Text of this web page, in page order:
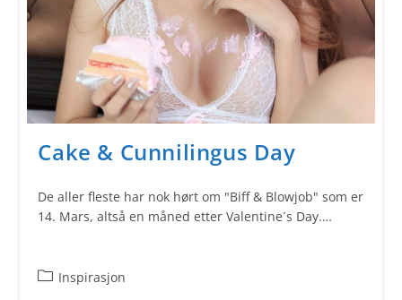
Cake & Cunnilingus Day
De aller fleste har nok hørt om "Biff & Blowjob" som er
14. Mars, altså en måned etter Valentine´s Day.…
Inspirasjon